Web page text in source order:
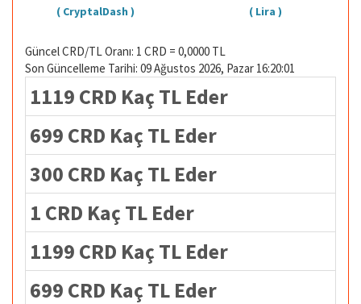
( CryptalDash ) ( Lira )
Güncel CRD/TL Oranı: 1 CRD = 0,0000 TL
Son Güncelleme Tarihi: 09 Ağustos 2026, Pazar 16:20:01
1119 CRD Kaç TL Eder
699 CRD Kaç TL Eder
300 CRD Kaç TL Eder
1 CRD Kaç TL Eder
1199 CRD Kaç TL Eder
699 CRD Kaç TL Eder